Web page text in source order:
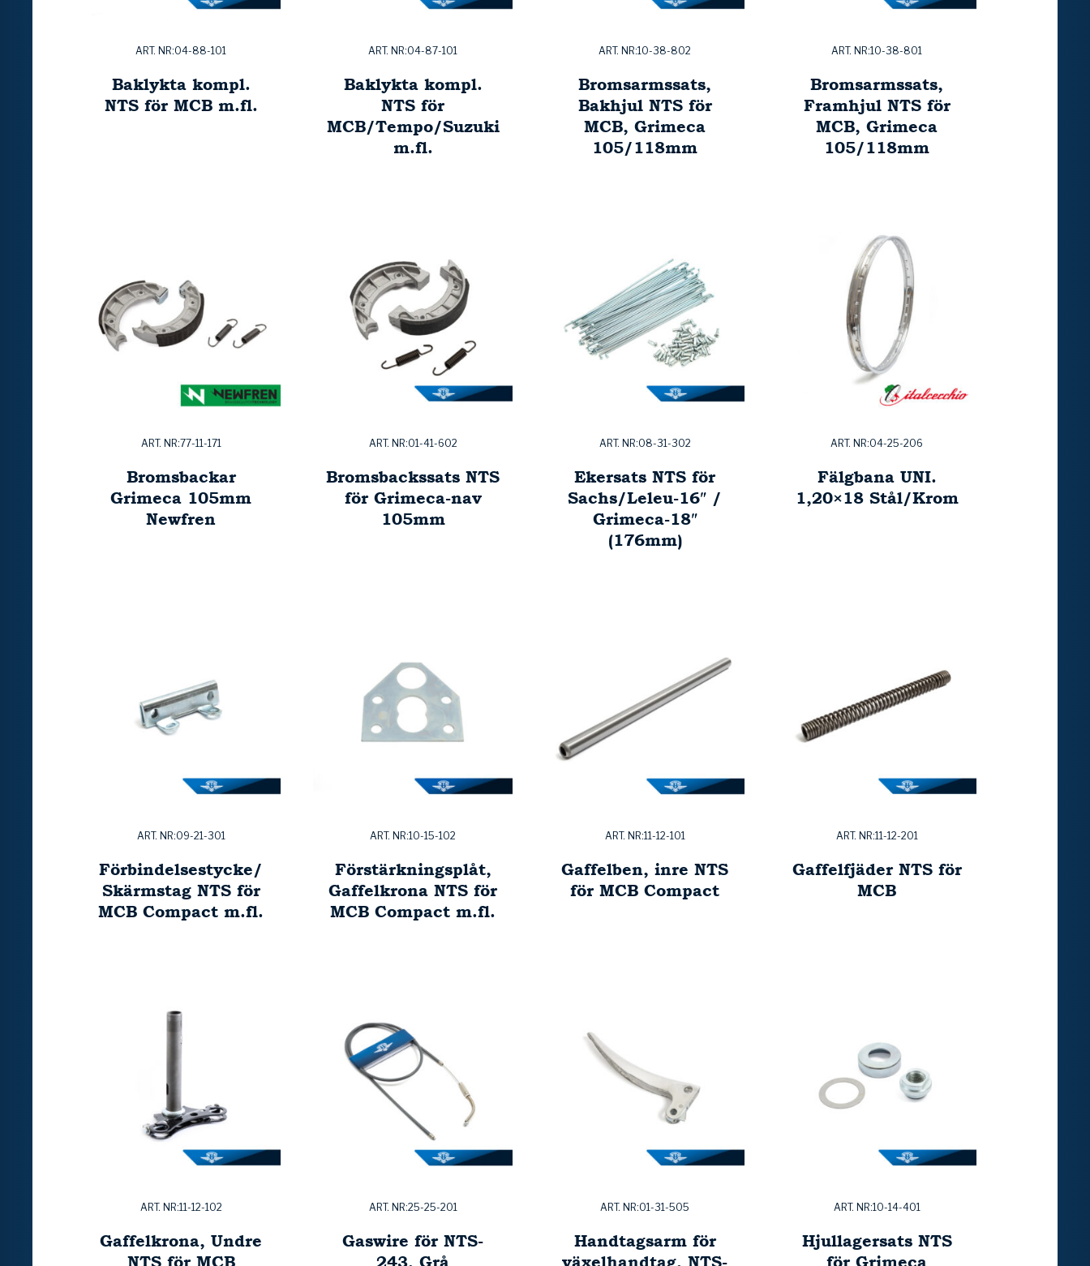
ART. NR:04-88-101
Baklykta kompl.
NTS för MCB m.fl.
ART. NR:04-87-101
Baklykta kompl.
NTS för
MCB/Tempo/Suzuki
m.fl.
ART. NR:10-38-802
Bromsarmssats,
Bakhjul NTS för
MCB, Grimeca
105/118mm
ART. NR:10-38-801
Bromsarmssats,
Framhjul NTS för
MCB, Grimeca
105/118mm
ART. NR:77-11-171
Bromsbackar
Grimeca 105mm
Newfren
ART. NR:01-41-602
Bromsbackssats NTS
för Grimeca-nav
105mm
ART. NR:08-31-302
Ekersats NTS för
Sachs/Leleu-16″ /
Grimeca-18″
(176mm)
ART. NR:04-25-206
Fälgbana UNI.
1,20×18 Stål/Krom
ART. NR:09-21-301
Förbindelsestycke/
Skärmstag NTS för
MCB Compact m.fl.
ART. NR:10-15-102
Förstärkningsplåt,
Gaffelkrona NTS för
MCB Compact m.fl.
ART. NR:11-12-101
Gaffelben, inre NTS
för MCB Compact
ART. NR:11-12-201
Gaffelfjäder NTS för
MCB
ART. NR:11-12-102
Gaffelkrona, Undre
ART. NR:25-25-201
Gaswire för NTS-
ART. NR:01-31-505
Handtagsarm för
ART. NR:10-14-401
Hjullagersats NTS